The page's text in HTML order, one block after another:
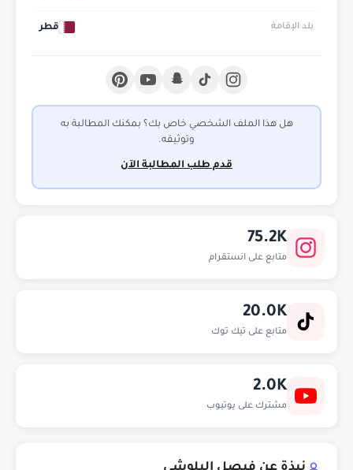
بلد الإقامة قطر
هل هذا الملف الشخصي خاص بك؟ بمكنك المطالبة به
وتوثيقه.
قدم طلب المطالبة الآن
75.2K
متابع على انستقرام
20.0K
متابع على تيك توك
2.0K
مشترك على يوتيوب